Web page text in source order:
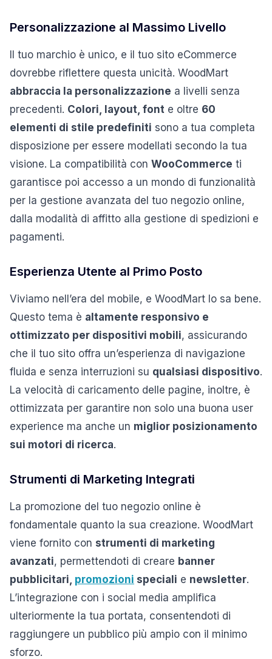
Personalizzazione al Massimo Livello
Il tuo marchio è unico, e il tuo sito eCommerce
dovrebbe riflettere questa unicità. WoodMart
abbraccia la personalizzazione a livelli senza
precedenti. Colori, layout, font e oltre 60
elementi di stile predefiniti sono a tua completa
disposizione per essere modellati secondo la tua
visione. La compatibilità con WooCommerce ti
garantisce poi accesso a un mondo di funzionalità
per la gestione avanzata del tuo negozio online,
dalla modalità di affitto alla gestione di spedizioni e
pagamenti.
Esperienza Utente al Primo Posto
Viviamo nell’era del mobile, e WoodMart lo sa bene.
Questo tema è altamente responsivo e
ottimizzato per dispositivi mobili, assicurando
che il tuo sito offra un’esperienza di navigazione
fluida e senza interruzioni su qualsiasi dispositivo.
La velocità di caricamento delle pagine, inoltre, è
ottimizzata per garantire non solo una buona user
experience ma anche un miglior posizionamento
sui motori di ricerca.
Strumenti di Marketing Integrati
La promozione del tuo negozio online è
fondamentale quanto la sua creazione. WoodMart
viene fornito con strumenti di marketing
avanzati, permettendoti di creare banner
pubblicitari, promozioni speciali e newsletter.
L’integrazione con i social media amplifica
ulteriormente la tua portata, consentendoti di
raggiungere un pubblico più ampio con il minimo
sforzo.